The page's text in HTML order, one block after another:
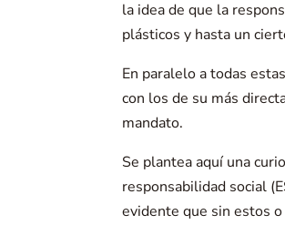
la idea de que la
plásticos y hasta un
En paralelo a todas
con los de su más
mandato.
Se plantea aquí una
responsabilidad social
evidente que sin estos